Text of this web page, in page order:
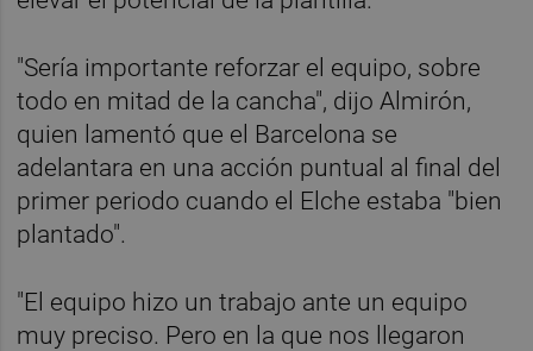
"Sería importante reforzar el equipo, sobre
todo en mitad de la cancha", dijo Almirón,
quien lamentó que el Barcelona se
adelantara en una acción puntual al final del
primer periodo cuando el Elche estaba "bien
plantado".
"El equipo hizo un trabajo ante un equipo
muy preciso. Pero en la que nos llegaron